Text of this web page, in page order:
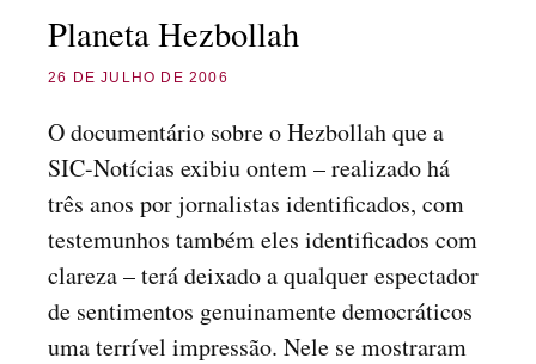
Planeta Hezbollah
26 DE JULHO DE 2006
O documentário sobre o Hezbollah que a
SIC-Notícias exibiu ontem – realizado há
três anos por jornalistas identificados, com
testemunhos também eles identificados com
clareza – terá deixado a qualquer espectador
de sentimentos genuinamente democráticos
uma terrível impressão. Nele se mostraram